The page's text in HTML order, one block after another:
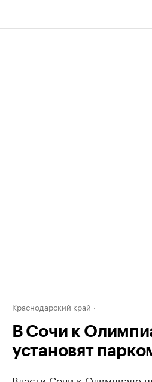
Краснодарский край
В Сочи к
установят